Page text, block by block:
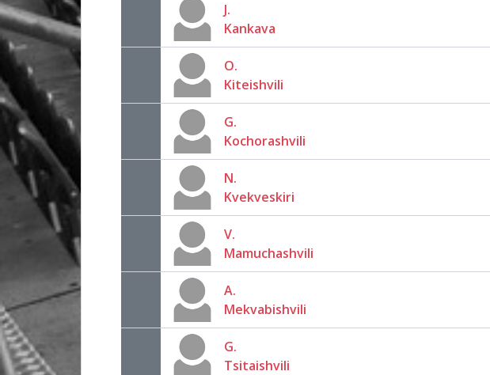
J.
Kankava
O.
Kiteishvili
G.
Kochorashvili
N.
Kvekveskiri
V.
Mamuchashvili
A.
Mekvabishvili
G.
Tsitaishvili